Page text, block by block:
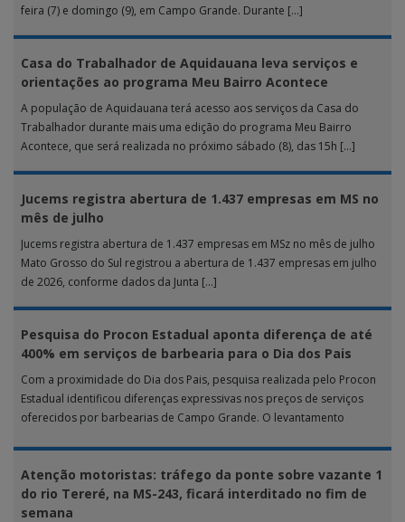
feira (7) e domingo (9), em Campo Grande. Durante […]
Casa do Trabalhador de Aquidauana leva serviços e
orientações ao programa Meu Bairro Acontece
A população de Aquidauana terá acesso aos serviços da Casa do
Trabalhador durante mais uma edição do programa Meu Bairro
Acontece, que será realizada no próximo sábado (8), das 15h […]
Jucems registra abertura de 1.437 empresas em MS no
mês de julho
Jucems registra abertura de 1.437 empresas em MSz no mês de julho
Mato Grosso do Sul registrou a abertura de 1.437 empresas em julho
de 2026, conforme dados da Junta […]
Pesquisa do Procon Estadual aponta diferença de até
400% em serviços de barbearia para o Dia dos Pais
Com a proximidade do Dia dos Pais, pesquisa realizada pelo Procon
Estadual identificou diferenças expressivas nos preços de serviços
oferecidos por barbearias de Campo Grande. O levantamento
Atenção motoristas: tráfego da ponte sobre vazante 1
do rio Tereré, na MS-243, ficará interditado no fim de
semana